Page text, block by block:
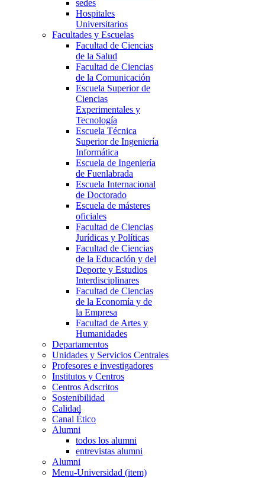
sedes
Hospitales
Universitarios
Facultades y Escuelas
Facultad de Ciencias
de la Salud
Facultad de Ciencias
de la Comunicación
Escuela Superior de
Ciencias
Experimentales y
Tecnología
Escuela Técnica
Superior de Ingeniería
Informática
Escuela de Ingeniería
de Fuenlabrada
Escuela Internacional
de Doctorado
Escuela de másteres
oficiales
Facultad de Ciencias
Jurídicas y Políticas
Facultad de Ciencias
de la Educación y del
Deporte y Estudios
Interdisciplinares
Facultad de Ciencias
de la Economía y de
la Empresa
Facultad de Artes y
Humanidades
Departamentos
Unidades y Servicios Centrales
Profesores e investigadores
Institutos y Centros
Centros Adscritos
Sostenibilidad
Calidad
Canal Ético
Alumni
todos los alumni
entrevistas alumni
Alumni
Menu-Universidad (item)